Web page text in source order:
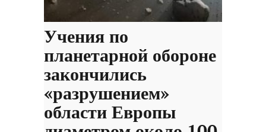
Учения по
планетарной обороне
закончились
«разрушением»
области Европы